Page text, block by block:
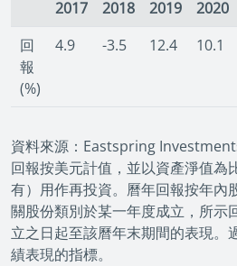
2017 2018 2019 2020
回
報
(%)
4.9 -3.5 12.4 10.1
資料來源：Eastspring
回報按美元計值，並以資產淨值為
有）用作再投資。曆年回報按年內
關股份類別於某一年度成立，所示
立之日起至該曆年末期間的表現。
績表現的指標。